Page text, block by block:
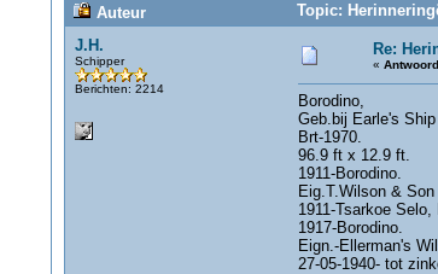
Auteur
Topic:
J.H.
Schipper
Berichten: 2214
Re:
«
Borodino,
Geb.bij Earle's
Brt-1970.
96.9 ft x 12.9 ft.
1911-Borodino.
Eig.T.Wilson &
1911-Tsarkoe Selo,
1917-Borodino.
Eign.-Ellerman's
27-05-1940- tot